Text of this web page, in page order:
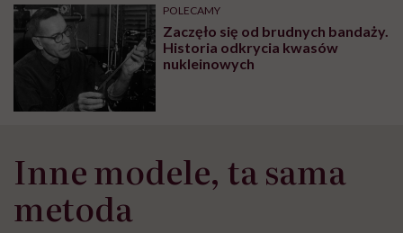
POLECAMY
Zaczęło się od brudnych bandaży.
Historia odkrycia kwasów
nukleinowych
Inne modele, ta sama
metoda